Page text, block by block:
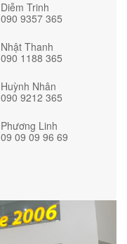
Diễm Trinh
090 9357 365
Nhật Thanh
090 1188 365
Huỳnh Nhân
090 9212 365
Phương Linh
09 09 09 96 69